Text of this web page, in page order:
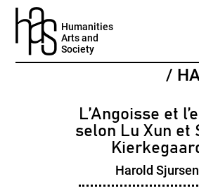
Humanities
Arts and
Society
/
L’Angoisse et
selon Lu Xun et
Harold Sjursen